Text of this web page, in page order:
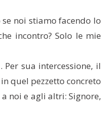
noi stiamo facendo lo
incontro? Solo le mie
sua intercessione, il
quel pezzetto concreto
noi e agli altri: Signore,